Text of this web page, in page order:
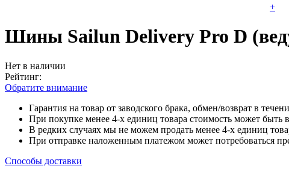
+
Шины Sailun Delivery Pro D
Нет в наличии
Рейтинг:
Обратите внимание
Гарантия на товар от заводского брака, обмен/возврат в
При покупке менее 4-х единиц товара стоимость может быть
В редких случаях мы не можем продать менее 4-х единиц
При отправке наложенным платежом может потребоваться
Способы доставки